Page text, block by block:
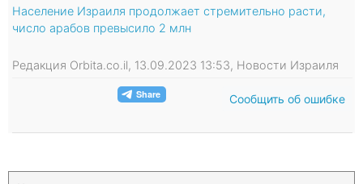
Население Израиля продолжает стремительно расти,
число арабов превысило 2 млн
Редакция Orbita.co.il, 13.09.2023 13:53, Новости Израиля
Сообщить об ошибке